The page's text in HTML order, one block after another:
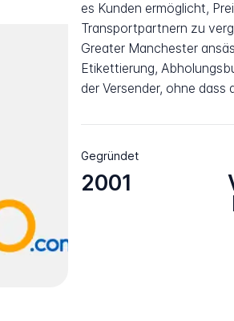
es Kunden ermöglicht,
Transportpartnern zu
Greater Manchester
Etikettierung,
der Versender, ohne
Gegründet
2001